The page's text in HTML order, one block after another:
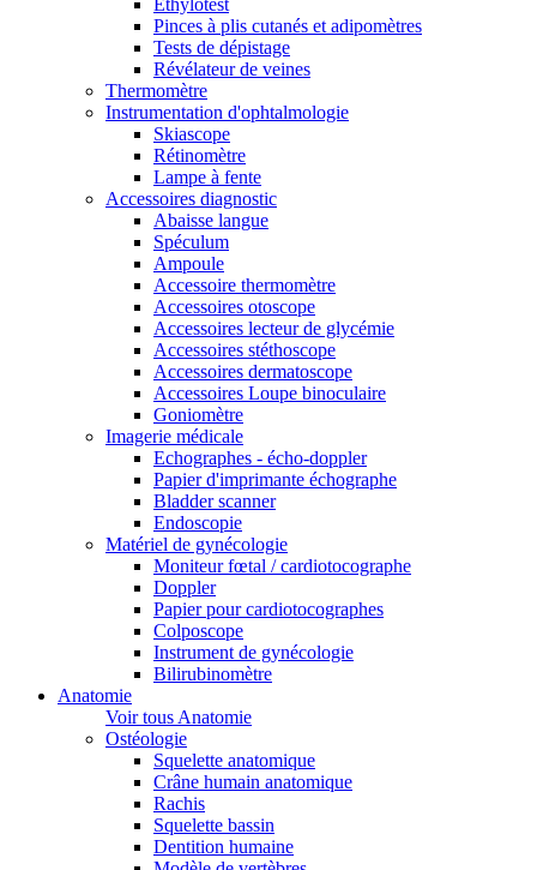
Ethylotest
Pinces à plis cutanés et adipomètres
Tests de dépistage
Révélateur de veines
Thermomètre
Instrumentation d'ophtalmologie
Skiascope
Rétinomètre
Lampe à fente
Accessoires diagnostic
Abaisse langue
Spéculum
Ampoule
Accessoire thermomètre
Accessoires otoscope
Accessoires lecteur de glycémie
Accessoires stéthoscope
Accessoires dermatoscope
Accessoires Loupe binoculaire
Goniomètre
Imagerie médicale
Echographes - écho-doppler
Papier d'imprimante échographe
Bladder scanner
Endoscopie
Matériel de gynécologie
Moniteur fœtal / cardiotocographe
Doppler
Papier pour cardiotocographes
Colposcope
Instrument de gynécologie
Bilirubinomètre
Anatomie
Voir tous Anatomie
Ostéologie
Squelette anatomique
Crâne humain anatomique
Rachis
Squelette bassin
Dentition humaine